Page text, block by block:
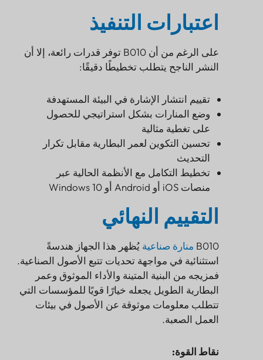
اعتبارات التنفيذ
على الرغم من أن B010 توفر قدرات رائعة، إلا أن
النشر الناجح يتطلب تخطيطًا دقيقًا:
تقييم انتشار الإشارة في البيئة المستهدفة
وضع المنارات بشكل استراتيجي للحصول
على تغطية مثالية
تحسين التكوين لعمر البطارية مقابل تكرار
التحديث
تخطيط التكامل مع الأنظمة الحالية عبر
منصات iOS أو Android أو Windows 10
التقييم النهائي
B010 منارة صناعية يُظهر هذا الجهاز هندسةً
استثنائية في مواجهة تحديات تتبع الأصول الصناعية.
فمزيجه من البنية المتينة والأداء الموثوق وعمر
البطارية الطويل يجعله خيارًا قويًا للمؤسسات التي
تتطلب معلومات موثوقة عن الأصول في بيئات
العمل الصعبة.
نقاط القوة: